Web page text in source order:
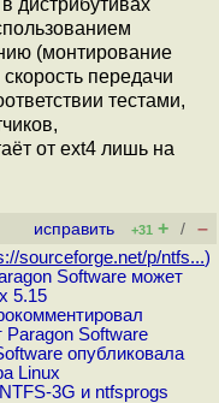
дистрибутивах
(монтирование
передачи
тестами,
от ext4 лишь на
исправить +31 + / –
sourceforge.net/p/ntfs...)
Software может
5.15
Software
опубликовала
Linux
3G и ntfsprogs